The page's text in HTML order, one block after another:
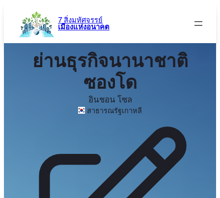
เนื้อหา
7 สิ่งมหัศจรรย์
เมืองแห่งอนาคต
ย่านธุรกิจนานาชาติ
ซองโด
อินชอน โซล
สาธารณรัฐเกาหลี